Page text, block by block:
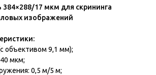
17 мкм для скрининга
изображений
объективом 9,1 мм);
мкм;
0,5 м/5 м;